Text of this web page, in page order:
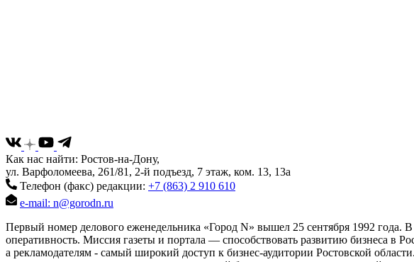
Как нас найти: Ростов-на-Дону,
ул. Варфоломеева, 261/81, 2-й подъезд, 7 этаж, ком. 13, 13а
Телефон (факс) редакции: +7 (863) 2 910 610
e-mail: n@gorodn.ru
Первый номер делового еженедельника «Город N» вышел 25 сентября 1992 года.
оперативность. Миссия газеты и портала — способствовать развитию бизнеса в
а рекламодателям - самый широкий доступ к бизнес-аудитории Ростовской